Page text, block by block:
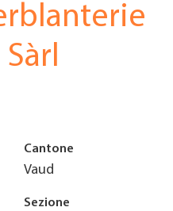
Cantone
Vaud
Sezione